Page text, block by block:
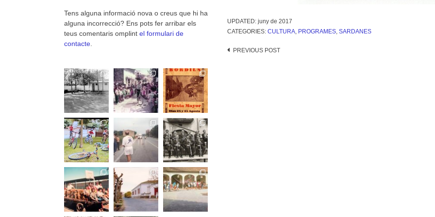
UPDATED: juny de 2017
CATEGORIES: CULTURA, PROGRAMES, SARDANES
Post
PREVIOUS POST
Tens alguna informació nova o creus que hi ha
alguna incorrecció? Ens pots fer arribar els
teus comentaris omplint el formulari de
contacte